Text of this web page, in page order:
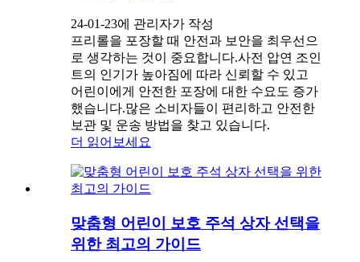
24-01-23에 관리자가 작성
프리롤을 포장할 때 안전과 보안을 최우선으
로 생각하는 것이 중요합니다.사전 압연 조인
트의 인기가 높아짐에 따라 신뢰할 수 있고
어린이에게 안전한 포장에 대한 수요도 증가
했습니다.많은 소비자들이 편리하고 안전한
보관 및 운송 방법을 찾고 있습니다.
더 읽어보세요
맞춤형 어린이 보호 주석 상자 선택을
위한 최고의 가이드